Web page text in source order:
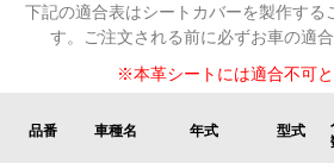
下記の適合表はシートカバーを製作する
す。
ご注文される前に必ずお車の適
※本革シートには適合不可と
品番 車種名 年式 型式